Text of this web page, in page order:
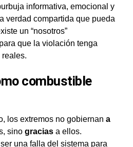
informativa, emocional y
verdad compartida que pueda
un “nosotros”
que la violación tenga
combustible
los extremos no gobiernan a
sino graciasa ellos.
una falla del sistema para